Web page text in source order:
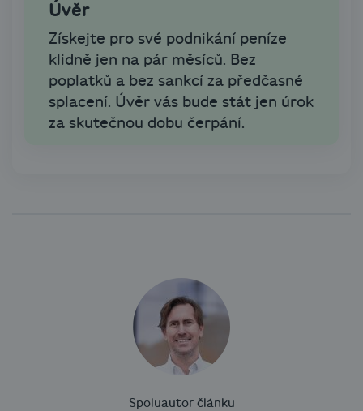
Úvěr
Získejte pro své podnikání peníze
klidně jen na pár měsíců. Bez
poplatků a bez sankcí za předčasné
splacení. Úvěr vás bude stát jen úrok
za skutečnou dobu čerpání.
Spoluautor článku